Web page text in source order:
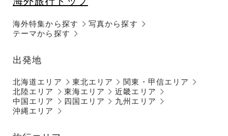
海外特集から探す
テーマから探す
写真から探す
出発地
北海道エリア 東北エリア
関東・甲信エリア
北陸エリア
東海エリア
近畿エリア
中国エリア
四国エリア
九州エリア
沖縄エリア